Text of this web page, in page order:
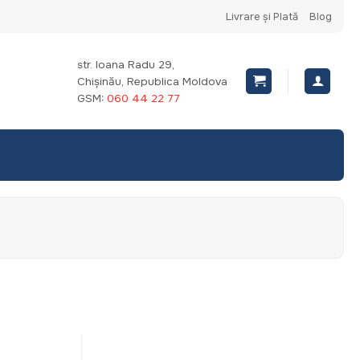
Livrare și Plată Blog
str. Ioana Radu 29,
Chișinău, Republica Moldova
GSM: 060 44 22 77